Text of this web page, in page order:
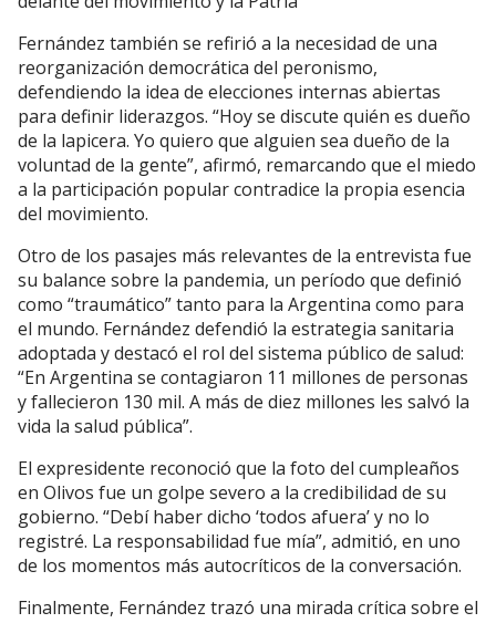
Fernández también se refirió a la necesidad de una
reorganización democrática del peronismo,
defendiendo la idea de elecciones internas abiertas
para definir liderazgos. “Hoy se discute quién es dueño
de la lapicera. Yo quiero que alguien sea dueño de la
voluntad de la gente”, afirmó, remarcando que el miedo
a la participación popular contradice la propia esencia
del movimiento.
Otro de los pasajes más relevantes de la entrevista fue
su balance sobre la pandemia, un período que definió
como “traumático” tanto para la Argentina como para
el mundo. Fernández defendió la estrategia sanitaria
adoptada y destacó el rol del sistema público de salud:
“En Argentina se contagiaron 11 millones de personas
y fallecieron 130 mil. A más de diez millones les salvó la
vida la salud pública”.
El expresidente reconoció que la foto del cumpleaños
en Olivos fue un golpe severo a la credibilidad de su
gobierno. “Debí haber dicho ‘todos afuera’ y no lo
registré. La responsabilidad fue mía”, admitió, en uno
de los momentos más autocríticos de la conversación.
Finalmente, Fernández trazó una mirada crítica sobre el